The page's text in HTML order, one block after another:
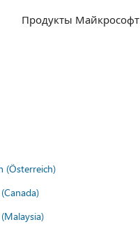
Продукты Майкрософт
(Österreich)